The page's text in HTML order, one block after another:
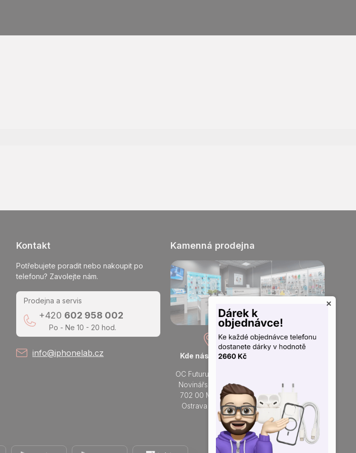
Kontakt
Potřebujete poradit nebo nakoupit po
telefonu? Zavolejte nám.
Prodejna a servis
+420 602 958 002
Po - Ne 10 - 20 hod.
info@iphonelab.cz
Kamenná prodejna
Kde nás najdete
OC Futurum Ostrava
Novinářská 3178/6
702 00 Moravská
Ostrava a Přívoz
9 - 21 hod.
Do prodejny
Přidejte se k nám na sítích
×